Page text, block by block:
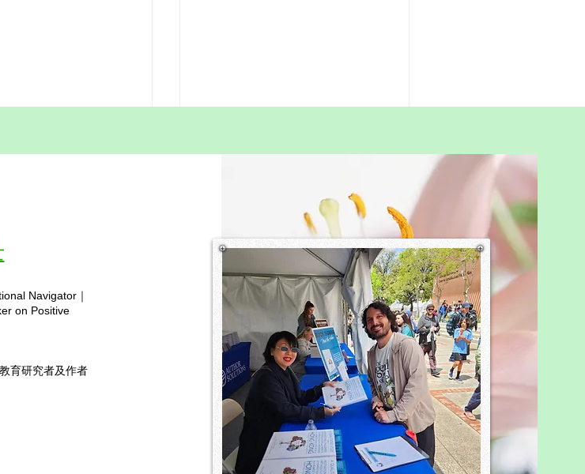
取，主修物理和人工智能。現在她
17 歲，已經是大學三年級的學
hsa.com
Navigator｜
on Positive
育研究者及作者